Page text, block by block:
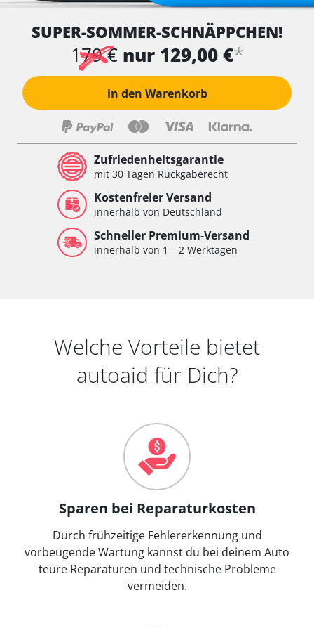
SUPER-SOMMER-SCHNÄPPCHEN!
179 € nur 129,00 €*
in den Warenkorb
Zufriedenheitsgarantie
mit 30 Tagen Rückgaberecht
Kostenfreier Versand
innerhalb von Deutschland
Schneller Premium-Versand
innerhalb von 1 – 2 Werktagen
Welche Vorteile bietet
autoaid für Dich?
Sparen bei Reparaturkosten
Durch frühzeitige Fehlererkennung und
vorbeugende Wartung kannst du bei deinem Auto
teure Reparaturen und technische Probleme
vermeiden.